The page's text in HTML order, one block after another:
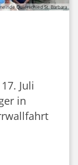
Quierschied St. Barbara
Juli
in